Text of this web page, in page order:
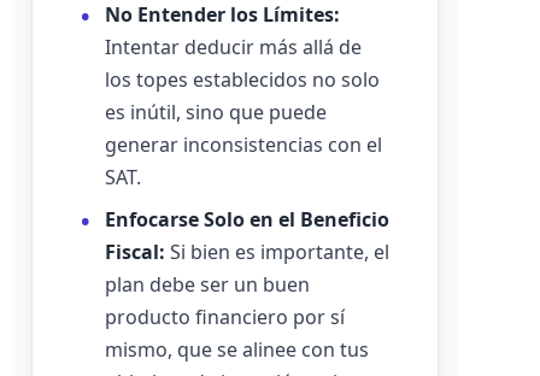
No Entender los Límites:
Intentar deducir más allá de
los topes establecidos no solo
es inútil, sino que puede
generar inconsistencias con el
SAT.
Enfocarse Solo en el Beneficio
Fiscal: Si bien es importante, el
plan debe ser un buen
producto financiero por sí
mismo, que se alinee con tus